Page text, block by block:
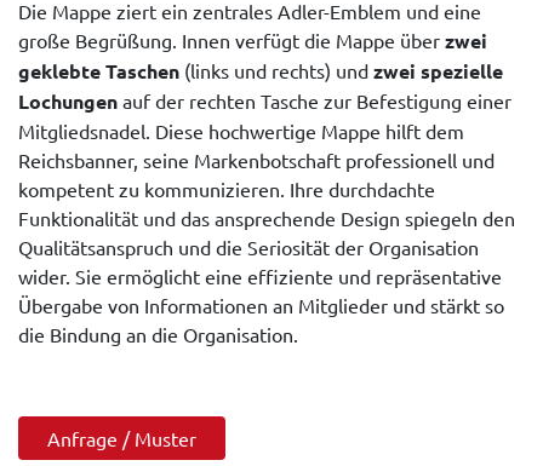
Die Mappe ziert ein zentrales Adler-Emblem und eine
große Begrüßung. Innen verfügt die Mappe über zwei
geklebte Taschen (links und rechts) und zwei spezielle
Lochungen auf der rechten Tasche zur Befestigung einer
Mitgliedsnadel. Diese hochwertige Mappe hilft dem
Reichsbanner, seine Markenbotschaft professionell und
kompetent zu kommunizieren. Ihre durchdachte
Funktionalität und das ansprechende Design spiegeln den
Qualitätsanspruch und die Seriosität der Organisation
wider. Sie ermöglicht eine effiziente und repräsentative
Übergabe von Informationen an Mitglieder und stärkt so
die Bindung an die Organisation.
Anfrage / Muster